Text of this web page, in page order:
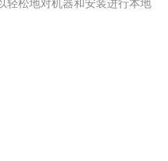
轻松地对机器和安装进行本地